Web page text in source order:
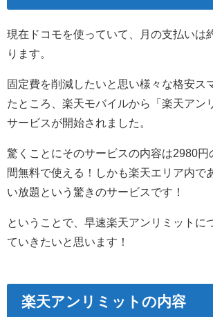
現在ドコモを使っていて、月の支払いは
ります。
固定費を削減したいと思い様々な格安ス
たところ、楽天モバイルから「楽天アン
サービスが開始されました。
驚くことにそのサービスの内容は2980円
間無料で使える！しかも楽天エリア内で
い放題という驚きのサービスです！
ということで、早速楽天アンリミットに
ていきたいと思います！
楽天アンリミットの内容